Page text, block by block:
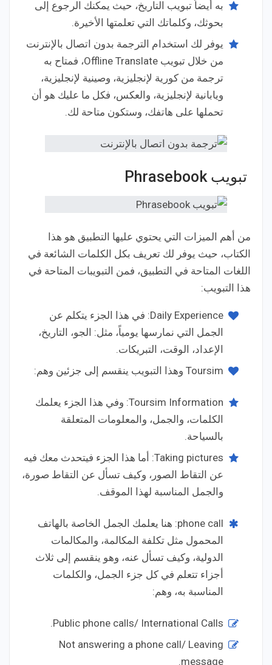
به أيضاً تبويب التاريخ، حيث يمكنك الرجوع إلى
بحوثك، وكلماتك التي تعلمتها الأخيرة.
يوفر لك استخدام الترجمة بدون اتصال بالإنترنت
من خلال تبويب Offline Translate، فمتاح به
ترجمة من كورية لإنجليزية، وصينية لإنجليزية،
ويابانية لإنجليزية، والعكس، فكل ما عليك هو أن
تحملها على هاتفك، وستكون متاحة لك.
تبويب Phrasebook
من أهم الميزات التي يحتوي عليها التطبيق هو هذا
الكتاب، حيث يوفر لك تعريف بكل الكلمات الشائعة في
اللغات المتاحة في التطبيق، فمن التبويبات المتاحة في
هذا التبويب:
Daily Experience: في هذا الجزء يتكلم عن
الجمل التي نمارسها يومياً، مثل: الجو، التاريخ،
الإعداد، الوقت، التبريكات.
Toursim وهذا التبويب ينقسم إلى جزئين وهم:
Toursim Information: وفي هذا الجزء يعلمك
الكلمات، والجمل، والمعلومات المتعلقة
بالسياحة.
Taking pictures: أما هذا الجزء فيتحدث معك فيه
عن التقاط الصور، وكيف تسأل عن التقاط صورة،
والجمل المناسبة لهذا الموقف.
phone call: هنا يعلمك الجمل الخاصة بالهاتف
المحمول مثل تكلفة المكالمة، والمكالمات
الدولية، وكيف تسأل عنه، وهو ينقسم إلى ثلاث
أجزاء تتعلم في كل جزء الجمل، والكلمات
المناسبة به، وهم:
Public phone calls/ International Calls.
Not answering a phone call/ Leaving
message.